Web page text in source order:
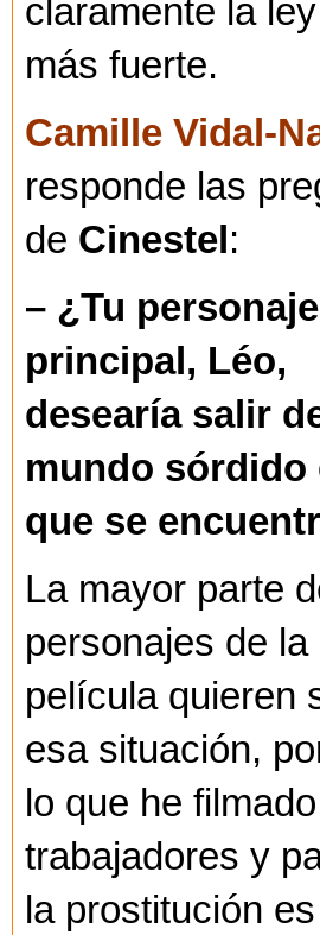
claramente la ley
más fuerte.
Camille Vidal-
responde las
de Cinestel :
– ¿Tu personaje
principal, Léo,
desearía salir
mundo sórdido
que se
La mayor parte
personajes de la
película quieren
esa situación,
lo que he
trabajadores y
la prostitución